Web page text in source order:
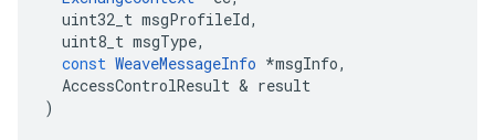
uint32_t msgProfileId,
uint8_t msgType,
const WeaveMessageInfo *msgInfo,
AccessControlResult & result
)